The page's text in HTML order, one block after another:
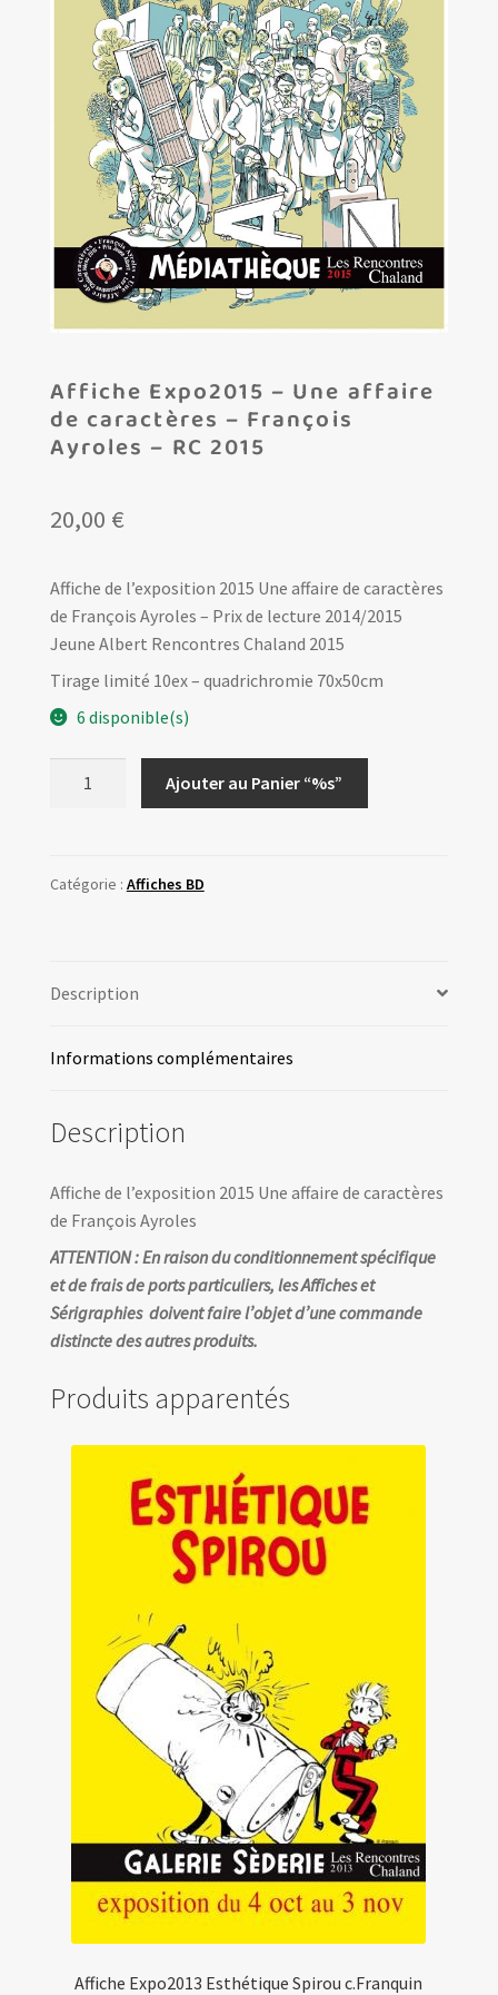
Les amis d’Yves Chaland
LUDIBD
Affiche Expo2015 – Une affaire
de caractères – François
Ayroles – RC 2015
20,00 €
Affiche de l’exposition 2015 Une affaire de caractères
de François Ayroles – Prix de lecture 2014/2015
Jeune Albert Rencontres Chaland 2015
Tirage limité 10ex – quadrichromie 70x50cm
6 disponible(s)
-
caractères
François
RC
Ajouter au Panier “%s”
Catégorie : Affiches BD
Description
Informations complémentaires
Description
Affiche de l’exposition 2015 Une affaire de caractères
de François Ayroles
ATTENTION : En raison du conditionnement spécifique
et de frais de ports particuliers, les Affiches et
Sérigraphies doivent faire l’objet d’une commande
distincte des autres produits.
Produits apparentés
Affiche Expo2013 Esthétique Spirou c.Franquin